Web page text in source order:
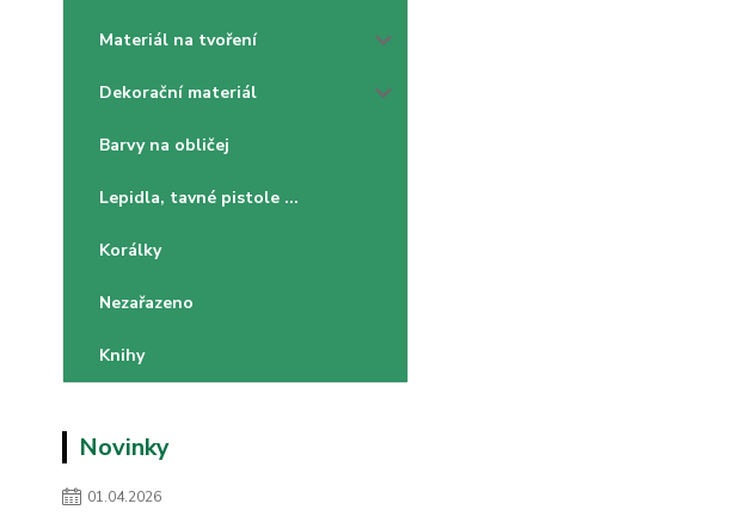
Materiál na tvoření
Dekorační materiál
Barvy na obličej
Lepidla, tavné pistole ...
Korálky
Nezařazeno
Knihy
Novinky
01.04.2026